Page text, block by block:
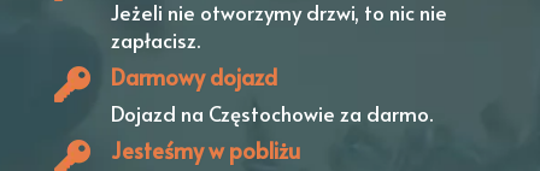
Jeżeli nie otworzymy drzwi, to nic nie
zapłacisz.
Darmowy dojazd
Dojazd na Częstochowie za darmo.
Jesteśmy w pobliżu